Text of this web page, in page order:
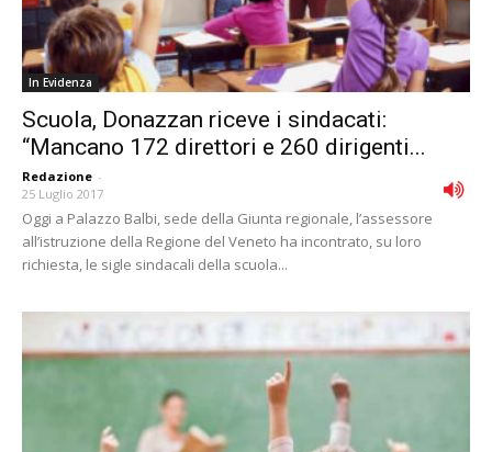
In Evidenza
Scuola, Donazzan riceve i sindacati:
“Mancano 172 direttori e 260 dirigenti...
Redazione -
25 Luglio 2017
Oggi a Palazzo Balbi, sede della Giunta regionale, l’assessore
all’istruzione della Regione del Veneto ha incontrato, su loro
richiesta, le sigle sindacali della scuola...